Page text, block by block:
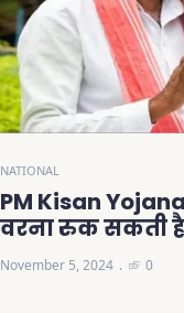
NATIONAL
PM Kisan
वरना रुक सकती
November 5, 2024 0